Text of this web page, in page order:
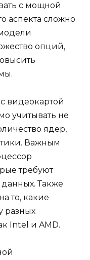
с мощной
аспекта сложно
опций,
видеокартой
учитывать не
ядер,
Важным
требуют
Также
то, какие
разных
Intel и AMD.